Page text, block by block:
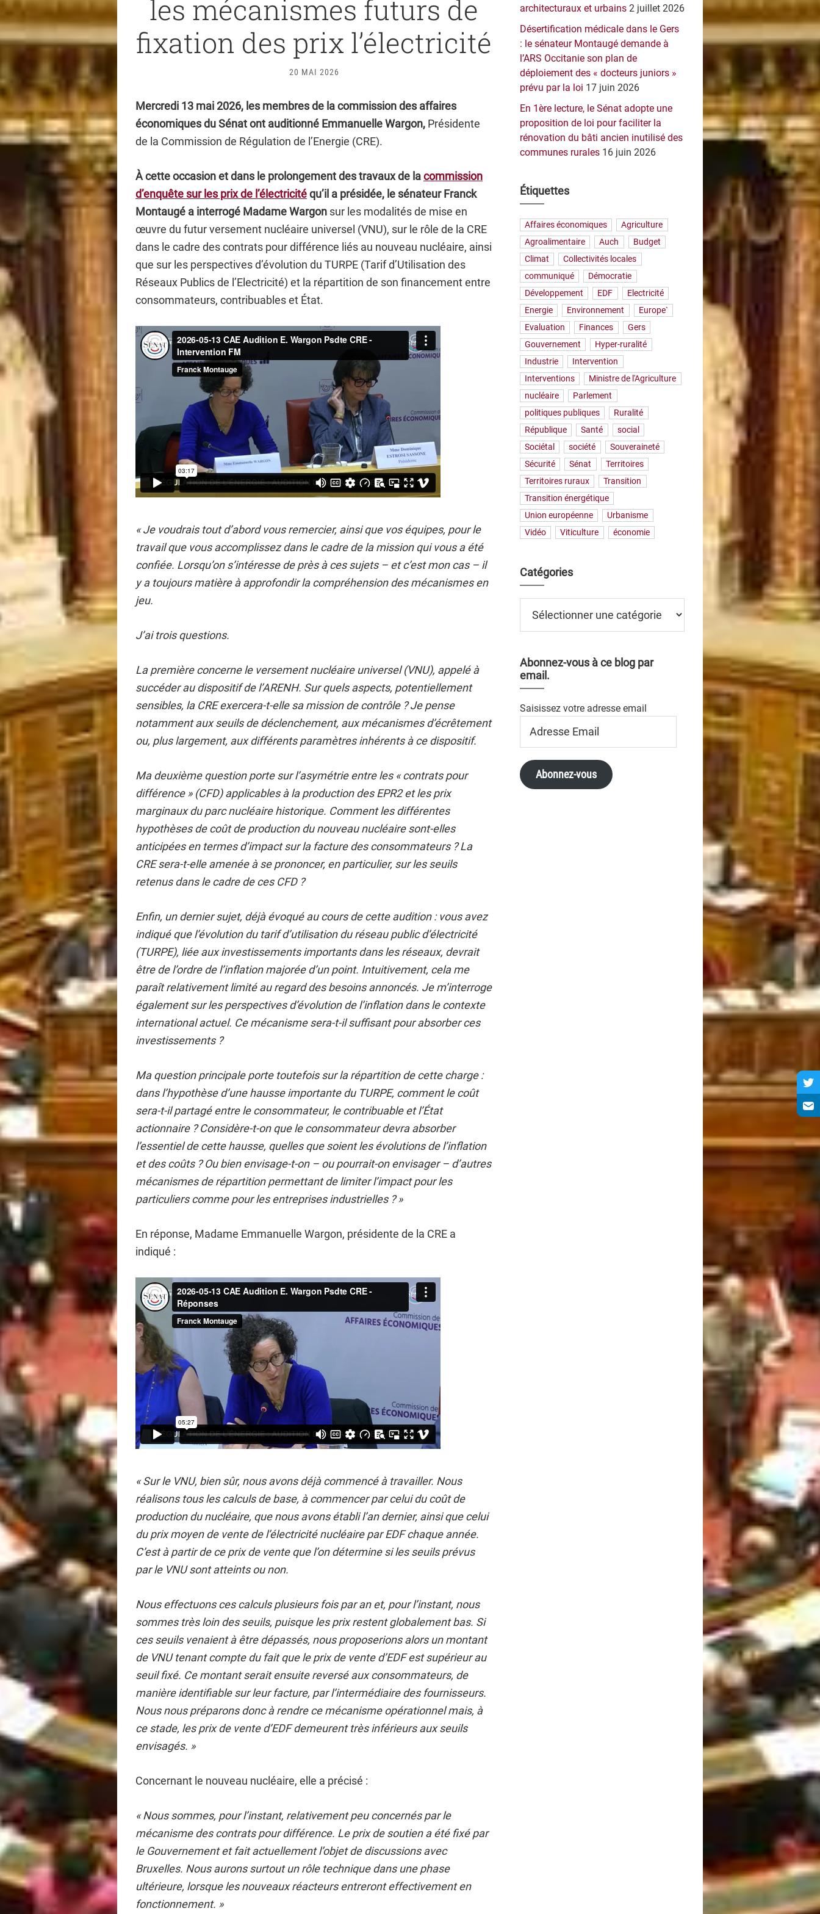
les mécanismes futurs de
fixation des prix l’électricité
20 MAI 2026
Mercredi 13 mai 2026, les membres de la commission des affaires
économiques du Sénat ont auditionné Emmanuelle Wargon, Présidente
de la Commission de Régulation de l’Energie (CRE).
À cette occasion et dans le prolongement des travaux de lacommission
d’enquête sur les prix de l’électricitéqu’il a présidée, le sénateur Franck
Montaugé a interrogé Madame Wargon sur les modalités de mise en
œuvre du futur versement nucléaire universel (VNU), sur le rôle de la CRE
dans le cadre des contrats pour différence liés au nouveau nucléaire, ainsi
que sur les perspectives d’évolution du TURPE (Tarif d’Utilisation des
Réseaux Publics de l’Electricité) et la répartition de son financement entre
consommateurs, contribuables et État.
« Je voudrais tout d’abord vous remercier, ainsi que vos équipes, pour le
travail que vous accomplissez dans le cadre de la mission qui vous a été
confiée. Lorsqu’on s’intéresse de près à ces sujets – et c’est mon cas – il
y a toujours matière à approfondir la compréhension des mécanismes en
jeu.
J’ai trois questions.
La première concerne le versement nucléaire universel (VNU), appelé à
succéder au dispositif de l’ARENH. Sur quels aspects, potentiellement
sensibles, la CRE exercera-t-elle sa mission de contrôle ? Je pense
notamment aux seuils de déclenchement, aux mécanismes d’écrêtement
ou, plus largement, aux différents paramètres inhérents à ce dispositif.
Ma deuxième question porte sur l’asymétrie entre les « contrats pour
différence » (CFD) applicables à la production des EPR2 et les prix
marginaux du parc nucléaire historique. Comment les différentes
hypothèses de coût de production du nouveau nucléaire sont-elles
anticipées en termes d’impact sur la facture des consommateurs ? La
CRE sera-t-elle amenée à se prononcer, en particulier, sur les seuils
retenus dans le cadre de ces CFD ?
Enfin, un dernier sujet, déjà évoqué au cours de cette audition : vous avez
indiqué que l’évolution du tarif d’utilisation du réseau public d’électricité
(TURPE), liée aux investissements importants dans les réseaux, devrait
être de l’ordre de l’inflation majorée d’un point. Intuitivement, cela me
paraît relativement limité au regard des besoins annoncés. Je m’interroge
également sur les perspectives d’évolution de l’inflation dans le contexte
international actuel. Ce mécanisme sera-t-il suffisant pour absorber ces
investissements ?
Ma question principale porte toutefois sur la répartition de cette charge :
dans l’hypothèse d’une hausse importante du TURPE, comment le coût
sera-t-il partagé entre le consommateur, le contribuable et l’État
actionnaire ? Considère-t-on que le consommateur devra absorber
l’essentiel de cette hausse, quelles que soient les évolutions de l’inflation
et des coûts ? Ou bien envisage-t-on – ou pourrait-on envisager – d’autres
mécanismes de répartition permettant de limiter l’impact pour les
particuliers comme pour les entreprises industrielles ? »
En réponse, Madame Emmanuelle Wargon, présidente de la CRE a
indiqué :
« Sur le VNU, bien sûr, nous avons déjà commencé à travailler. Nous
réalisons tous les calculs de base, à commencer par celui du coût de
production du nucléaire, que nous avons établi l’an dernier, ainsi que celui
du prix moyen de vente de l’électricité nucléaire par EDF chaque année.
C’est à partir de ce prix de vente que l’on détermine si les seuils prévus
par le VNU sont atteints ou non.
Nous effectuons ces calculs plusieurs fois par an et, pour l’instant, nous
sommes très loin des seuils, puisque les prix restent globalement bas. Si
ces seuils venaient à être dépassés, nous proposerions alors un montant
de VNU tenant compte du fait que le prix de vente d’EDF est supérieur au
seuil fixé. Ce montant serait ensuite reversé aux consommateurs, de
manière identifiable sur leur facture, par l’intermédiaire des fournisseurs.
Nous nous préparons donc à rendre ce mécanisme opérationnel mais, à
ce stade, les prix de vente d’EDF demeurent très inférieurs aux seuils
envisagés. »
Concernant le nouveau nucléaire, elle a précisé :
« Nous sommes, pour l’instant, relativement peu concernés par le
mécanisme des contrats pour différence. Le prix de soutien a été fixé par
le Gouvernement et fait actuellement l’objet de discussions avec
Bruxelles. Nous aurons surtout un rôle technique dans une phase
ultérieure, lorsque les nouveaux réacteurs entreront effectivement en
fonctionnement. »
architecturaux et urbains 2 juillet 2026
Désertification médicale dans le Gers
: le sénateur Montaugé demande à
l’ARS Occitanie son plan de
déploiement des « docteurs juniors »
prévu par la loi 17 juin 2026
En 1ère lecture, le Sénat adopte une
proposition de loi pour faciliter la
rénovation du bâti ancien inutilisé des
communes rurales 16 juin 2026
Étiquettes
Affaires économiques
Agriculture
Agroalimentaire
Auch
Budget
Climat
Collectivités locales
communiqué
Démocratie
Développement
EDF
Electricité
Energie
Environnement
Europe`
Evaluation
Finances
Gers
Gouvernement
Hyper-ruralité
Industrie
Intervention
Interventions
Ministre de l'Agriculture
nucléaire
Parlement
politiques publiques
Ruralité
République
Santé
social
Sociétal
société
Souveraineté
Sécurité
Sénat
Territoires
Territoires ruraux
Transition
Transition énergétique
Union européenne
Urbanisme
Vidéo
Viticulture économie
Catégories
Abonnez-vous à ce blog par
email.
Saisissez votre adresse email
Email
Abonnez-vous